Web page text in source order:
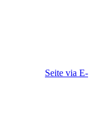
Seite via E-